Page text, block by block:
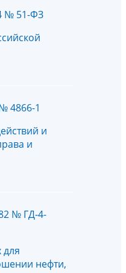
№ 51-ФЗ
4866-1
и
и
№ ГД-4-
нефти,